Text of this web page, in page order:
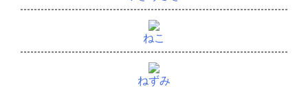
ねこ
ねずみ